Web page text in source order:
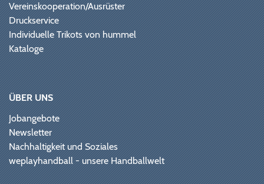
Vereinskooperation/Ausrüster
Druckservice
Individuelle Trikots von hummel
Kataloge
ÜBER UNS
Jobangebote
Newsletter
Nachhaltigkeit und Soziales
weplayhandball - unsere Handballwelt